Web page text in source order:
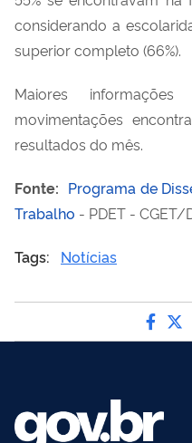
considerando a
superior completo (66%).
Maiores
movimentações
resultados do mês.
Fonte: Programa de
Trabalho - PDET -
Tags: Notícias